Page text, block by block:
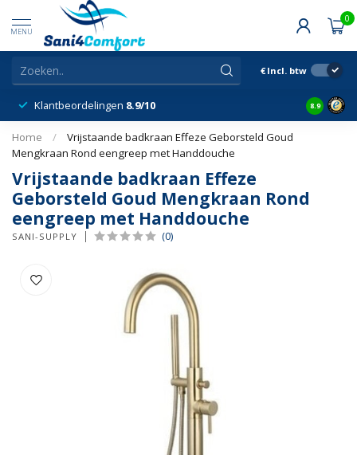
MENU
0
€ Incl. btw
Klantbeordelingen 8.9/10 8.9
Home /
Vrijstaande badkraan Effeze Geborsteld Goud
Mengkraan Rond eengreep met Handdouche
Vrijstaande badkraan Effeze
Geborsteld Goud Mengkraan Rond
eengreep met Handdouche
SANI-SUPPLY (0)